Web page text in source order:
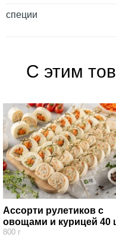
специи
С этим
Ассорти рулетиков с
овощами и курицей 40
800 г